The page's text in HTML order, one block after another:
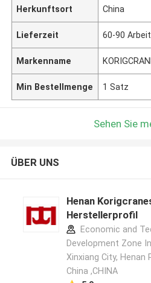
Herkunftsort China
Lieferzeit 60-90
Markenname
Min Bestellmenge 1 Satz
Sehen Sie
ÜBER UNS
Henan
Herstellerprofil
Economic and
Development Zone
Xinxiang City, Henan
China ,CHINA